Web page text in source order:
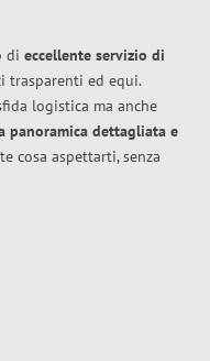
di eccellente servizio di
trasparenti ed equi.
logistica ma anche
panoramica dettagliata e
cosa aspettarti, senza